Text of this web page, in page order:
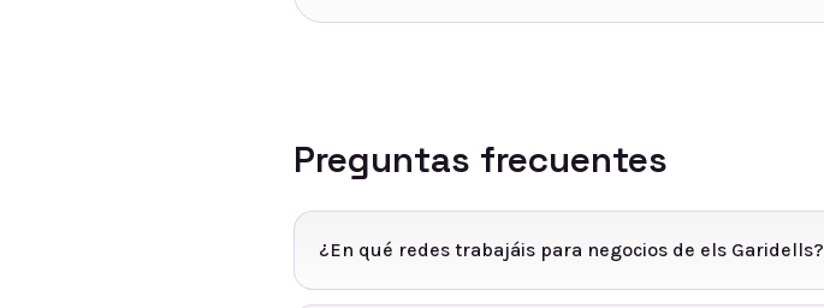
Preguntas frecuentes
¿En qué redes trabajáis para negocios de els Garidells?